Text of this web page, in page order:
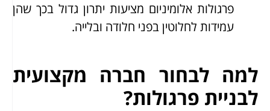
פרגולות אלומיניום מציעות יתרון גדול בכך שהן
עמידות לחלוטין בפני חלודה ובלייה.
למה לבחור חברה מקצועית
לבניית פרגולות?